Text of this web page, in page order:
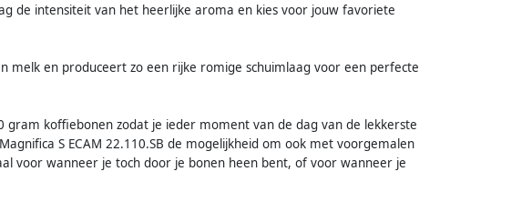
de intensiteit van het heerlijke aroma en kies voor jouw favoriete
melk en produceert zo een rijke romige schuimlaag voor een perfecte
koffiebonen zodat je ieder moment van de dag van de lekkerste
S ECAM 22.110.SB de mogelijkheid om ook met voorgemalen
voor wanneer je toch door je bonen heen bent, of voor wanneer je